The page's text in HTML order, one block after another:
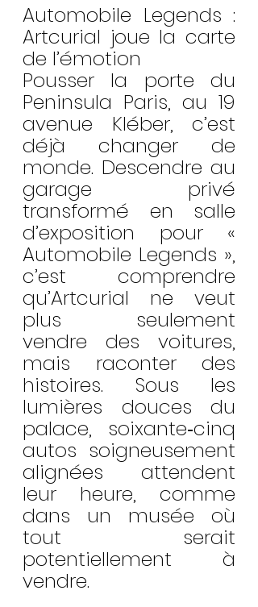
Automobile Legends :
Artcurial joue la carte
de l’émotion
Pousser la porte du
Peninsula Paris, au 19
avenue Kléber, c’est
déjà changer de
monde. Descendre au
garage privé
transformé en salle
d’exposition pour «
Automobile Legends »,
c’est comprendre
qu’Artcurial ne veut
plus seulement
vendre des voitures,
mais raconter des
histoires. Sous les
lumières douces du
palace, soixante‑cinq
autos soigneusement
alignées attendent
leur heure, comme
dans un musée où
tout serait
potentiellement à
vendre.